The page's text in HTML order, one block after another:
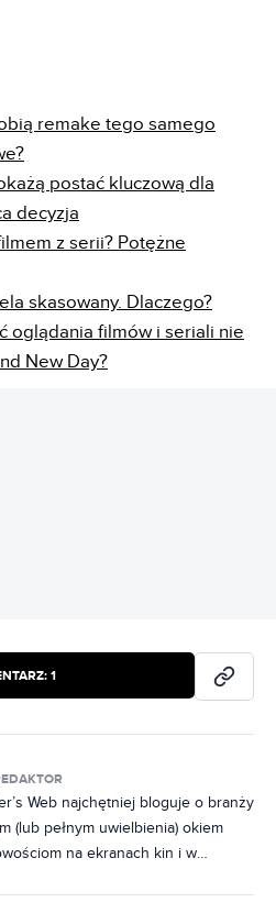
remake tego samego
postać kluczową dla
decyzja
z serii? Potężne
skasowany. Dlaczego?
oglądania filmów i seriali nie
New Day?
1
Web najchętniej bloguje o branży
(lub pełnym uwielbienia) okiem
na ekranach kin i w